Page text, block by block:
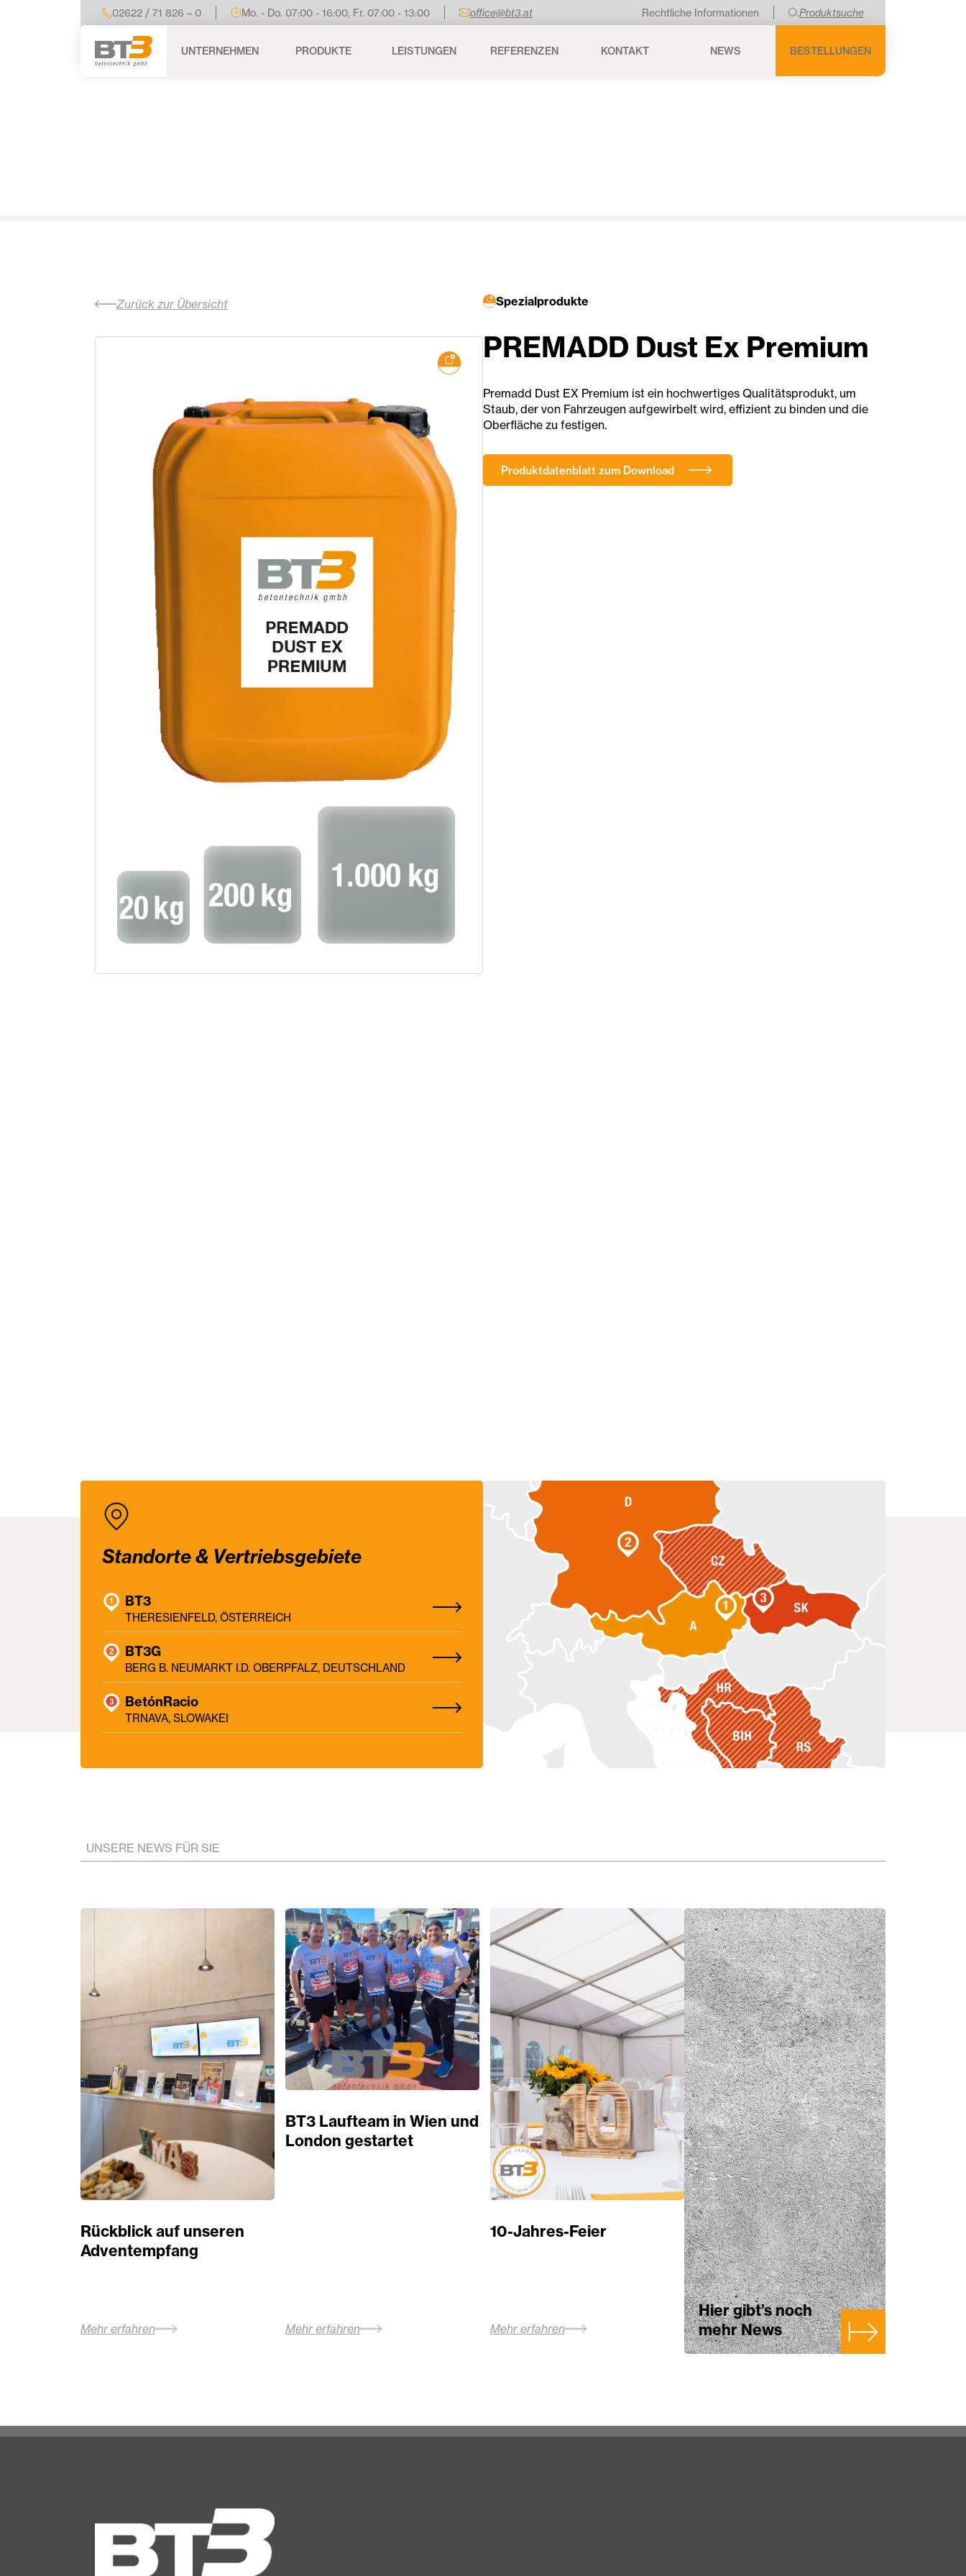
02622 / 71 826 – 0 Mo. - Do. 07:00 - 16:00, Fr. 07:00 - 13:00 office@bt3.at Rechtliche Informationen Produktsuche
UNTERNEHMEN PRODUKTE LEISTUNGEN REFERENZEN KONTAKT NEWS BESTELLUNGEN
Zurück zur Übersicht Spezialprodukte
PREMADD Dust Ex Premium
Premadd Dust EX Premium ist ein hochwertiges Qualitätsprodukt, um
Staub, der von Fahrzeugen aufgewirbelt wird, effizient zu binden und die
Oberfläche zu festigen.
Produktdatenblatt zum Download
Standorte & Vertriebsgebiete
BT3
THERESIENFELD, ÖSTERREICH
BT3G
BERG B. NEUMARKT I.D. OBERPFALZ, DEUTSCHLAND
BetónRacio
TRNAVA, SLOWAKEI
UNSERE NEWS FÜR SIE
Rückblick auf unseren
Adventempfang
Mehr erfahren
BT3 Laufteam in Wien und
London gestartet
Mehr erfahren
10-Jahres-Feier
Mehr erfahren
Hier gibt’s noch
mehr News